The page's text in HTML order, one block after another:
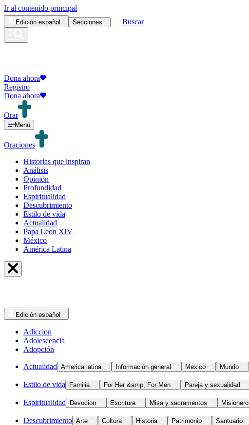
Ir al contenido principal
Edición español Secciones Buscar
Dona ahora
Registro
Dona ahora
Orar
Menú
Oraciones
Historias que inspiran
Análisis
Opinión
Profundidad
Espiritualidad
Descubrimiento
Estilo de vida
Actualidad
Papa Leon XIV
México
América Latina
Edición español
Adiccion
Adolescencia
Adopción
Actualidad America latina Información general Mexico Mundo
Estilo de vida Familia For Her &amp; For Men Pareja y sexualidad
Espiritualidad Devocion Escritura Misa y sacramentos Misionero
Descubrimiento Arte Cultura Historia Patrimonio Santuario